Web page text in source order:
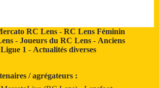
RC Lens -RC Lens Féminin
- Joueurs du RC Lens- Anciens
Ligue 1 - Actualités diverses
/ agrégateurs :